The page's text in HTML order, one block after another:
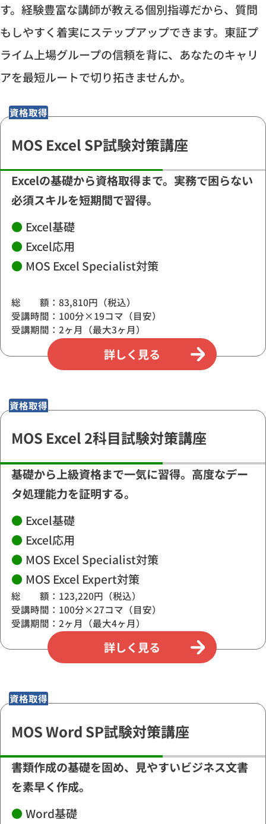
す。経験豊富な講師が教える個別指導だから、質問
もしやすく着実にステップアップできます。東証プ
ライム上場グループの信頼を背に、あなたのキャリ
アを最短ルートで切り拓きませんか。
資格取得
MOS Excel SP試験対策講座
Excelの基礎から資格取得まで。実務で困らない
必須スキルを短期間で習得。
● Excel基礎
● Excel応用
● MOS Excel Specialist対策
総 額：83,810円（税込）
受講時間：100分×19コマ（目安）
受講期間：2ヶ月（最大3ヶ月）
詳しく見る
資格取得
MOS Excel 2科目試験対策講座
基礎から上級資格まで一気に習得。高度なデー
タ処理能力を証明する。
● Excel基礎
● Excel応用
● MOS Excel Specialist対策
● MOS Excel Expert対策
総 額：123,220円（税込）
受講時間：100分×27コマ（目安）
受講期間：2ヶ月（最大4ヶ月）
詳しく見る
資格取得
MOS Word SP試験対策講座
書類作成の基礎を固め、見やすいビジネス文書
を素早く作成。
●Word基礎